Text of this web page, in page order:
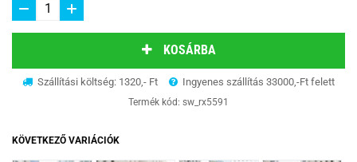
KOSÁRBA
Szállítási költség: 1320,- Ft Ingyenes szállítás 33000,-Ft felett
Termék kód: sw_rx5591
KÖVETKEZŐ VARIÁCIÓK